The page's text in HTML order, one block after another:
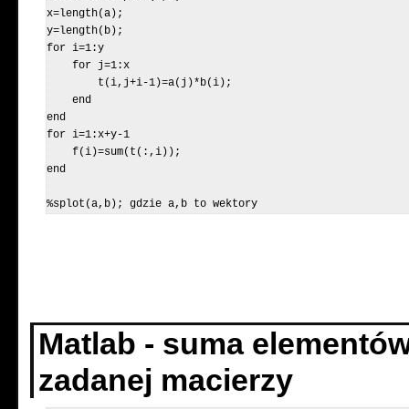
x=length(a);
y=length(b);
for i=1:y
    for j=1:x
        t(i,j+i-1)=a(j)*b(i);
    end
end
for i=1:x+y-1
    f(i)=sum(t(:,i));
end
Matlab - suma
zadanej macierzy